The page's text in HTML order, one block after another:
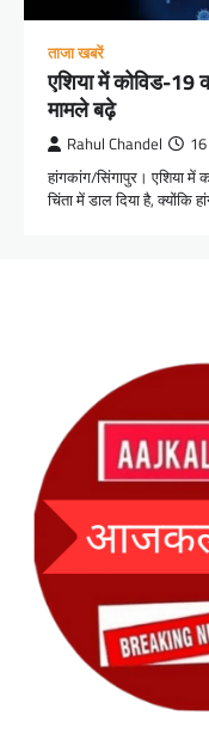
ताजा खबरें
एशिया में कोविड-19
मामले बढ़े
Rahul Chandel
हांगकांग/सिंगापुर। एशिया में
चिंता में डाल दिया है, क्योंकि